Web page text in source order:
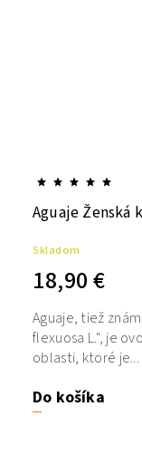
Aguaje Ženská
Skladom
18,90 €
Do košíka
Aguaje, tiež
flexuosa L.", je
oblasti, ktoré je...